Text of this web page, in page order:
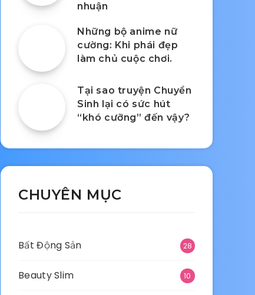
nhuận
Những bộ anime nữ
cường: Khi phái đẹp
làm chủ cuộc chơi.
Tại sao truyện Chuyển
Sinh lại có sức hút
“khó cưỡng” đến vậy?
CHUYÊN MỤC
Bất Động Sản 28
Beauty Slim 10